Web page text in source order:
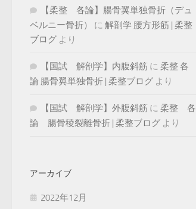
【柔整 各論】腸骨翼単独骨折（デュ
ベルニー骨折）
に 解剖学 腰方形筋 | 柔整
ブログ より
【国試 解剖学】内腹斜筋 に 柔整 各
論 腸骨翼単独骨折 | 柔整ブログ より
【国試 解剖学】外腹斜筋 に 柔整 各
論 腸骨稜裂離骨折 | 柔整ブログ より
アーカイブ
2022年12月